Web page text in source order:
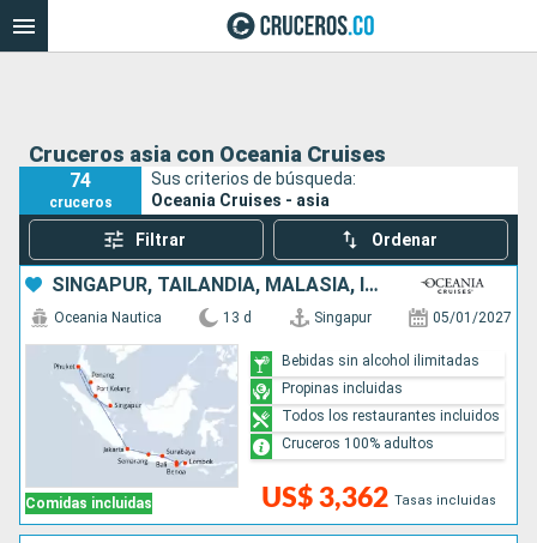
Cruceros asia con Oceania Cruises
74
cruceros
Sus criterios de búsqueda:
Oceania Cruises - asia
Filtrar Ordenar
SINGAPUR, TAILANDIA, MALASIA, INDONESIA
Comidas incluidas
Oceania Nautica 13 d Singapur 05/01/2027
US$ 3,362 Tasas incluidas
Bebidas sin alcohol ilimitadas
Propinas incluidas
Todos los restaurantes incluidos
Cruceros 100% adultos